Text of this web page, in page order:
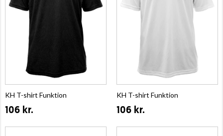
KH T-shirt Funktion
106 kr.
KH T-shirt Funktion
106 kr.